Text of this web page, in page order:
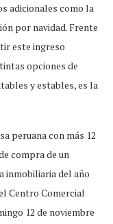
adicionales como la
por navidad. Frente
este ingreso
opciones de
y estables, es la
peruana con más 12
compra de un
inmobiliaria del año
Centro Comercial
12 de noviembre